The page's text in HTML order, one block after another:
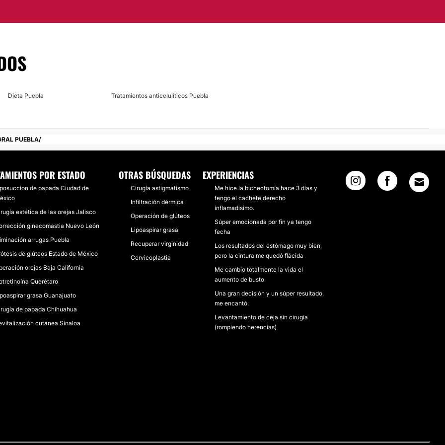
estas nuevas
Dieta Puebla Tratamientos anticelulíticos Puebla
PUEBLA
POR ESTADO
de papada Ciudad de
estética de las orejas Jalisco
ginecomastia Nuevo León
arrugas Puebla
de glúteos Estado de México
orejas Baja California
Querétaro
grasa Guanajuato
de papada Chihuahua
cutánea Sinaloa
OTRAS BÚSQUEDAS
Cirugía astigmatismo
Infiltración dérmica
Operación de glúteos
Lipoaspirar grasa
Recuperar virginidad
Cervicoplastia
EXPERIENCIAS
Me hice la bichectomía hace 3 días y
tengo el cachete derecho
inflamadisimo.
Súper emocionada por fin ya tengo
fecha
Los resultados del estómago muy bien,
pero la cintura me quedó flácida
Me cambio totalmente la vida el
aumento de busto
Una gran decisión y un súper resultado,
me encantó.
Levantamiento de ceja sin cirugía
(rompiendo herencias)